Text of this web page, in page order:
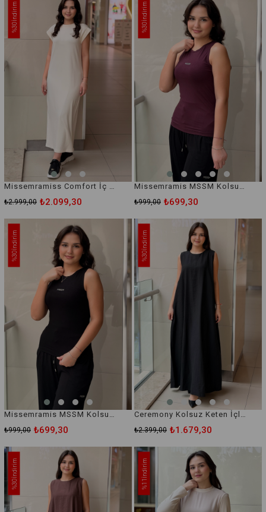
₺2.099,30
₺2.999,00
%30
İndirim
₺699,30
₺999,00
%30
İndirim
Missemramis MSSM Kolsuz İçlik Bluz
₺699,30
₺999,00
%30
İndirim
Ceremony Kolsuz Keten İçlik Elbise
₺1.679,30
₺2.399,00
%30
İndirim
%30
İndirim
%11
İndirim